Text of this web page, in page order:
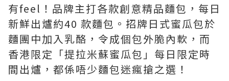
有feel！品牌主打各款創意精品麵包，每日
新鮮出爐約40 款麵包。招牌日式蜜瓜包於
麵團中加入乳酪，令成個包外脆內軟，而
香港限定「提拉米蘇蜜瓜包」每日限定時
間出爐，都係唔少麵包迷瘋搶之選！